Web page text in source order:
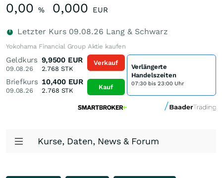
0,00 % 0,000 EUR
Letzter Kurs 09.08.26 Lang & Schwarz
Yokohama Financial Group Aktie kaufen
Geldkurs
09.08.26
9,9500 EUR
2.768 STK
Briefkurs
09.08.26
10,400 EUR
2.768 STK
Verkauf
Kauf
Verlängerte
Handelszeiten
07:30 bis 23:00 Uhr
Kurse, Daten, News & Forum